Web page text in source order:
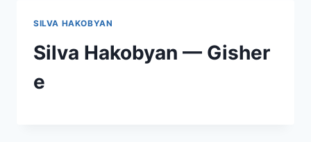
SILVA HAKOBYAN
Silva Hakobyan — Gisher
e